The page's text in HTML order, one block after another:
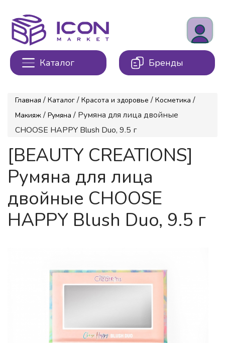
Каталог Бренды
Главная / Каталог / Красота и здоровье / Косметика /
Макияж / Румяна / Румяна для лица двойные
CHOOSE HAPPY Blush Duo, 9.5 г
[BEAUTY CREATIONS]
Румяна для лица
двойные CHOOSE
HAPPY Blush Duo, 9.5 г